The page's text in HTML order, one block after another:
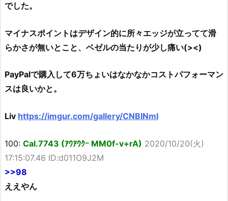
でした。
マイナスポイントはデザイン的に所々エッジが立ってて滑
らかさが無いとこと、ベゼルの当たりが少し痛い(><)
PayPalで購入して6万ちょいはなかなかコストパフォーマン
スは良いかと。
Liv https://imgur.com/gallery/CNBINmI
100: Cal.7743 (ｱｳｱｳｸｰ MM0f-v+rA) 2020/10/20(火)
17:15:07.46 ID:d011O9J2M
>>98
ええやん